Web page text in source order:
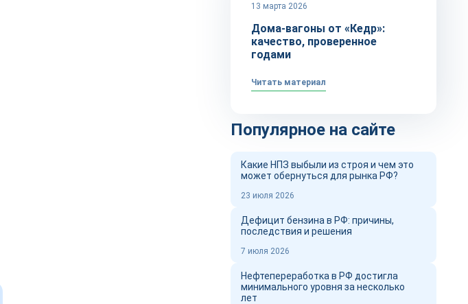
13 марта 2026
Дома-вагоны от «Кедр»:
качество, проверенное
годами
Читать материал
Популярное на сайте
Какие НПЗ выбыли из строя и чем это
может обернуться для рынка РФ?
23 июля 2026
Дефицит бензина в РФ: причины,
последствия и решения
7 июля 2026
Нефтепереработка в РФ достигла
минимального уровня за несколько
лет